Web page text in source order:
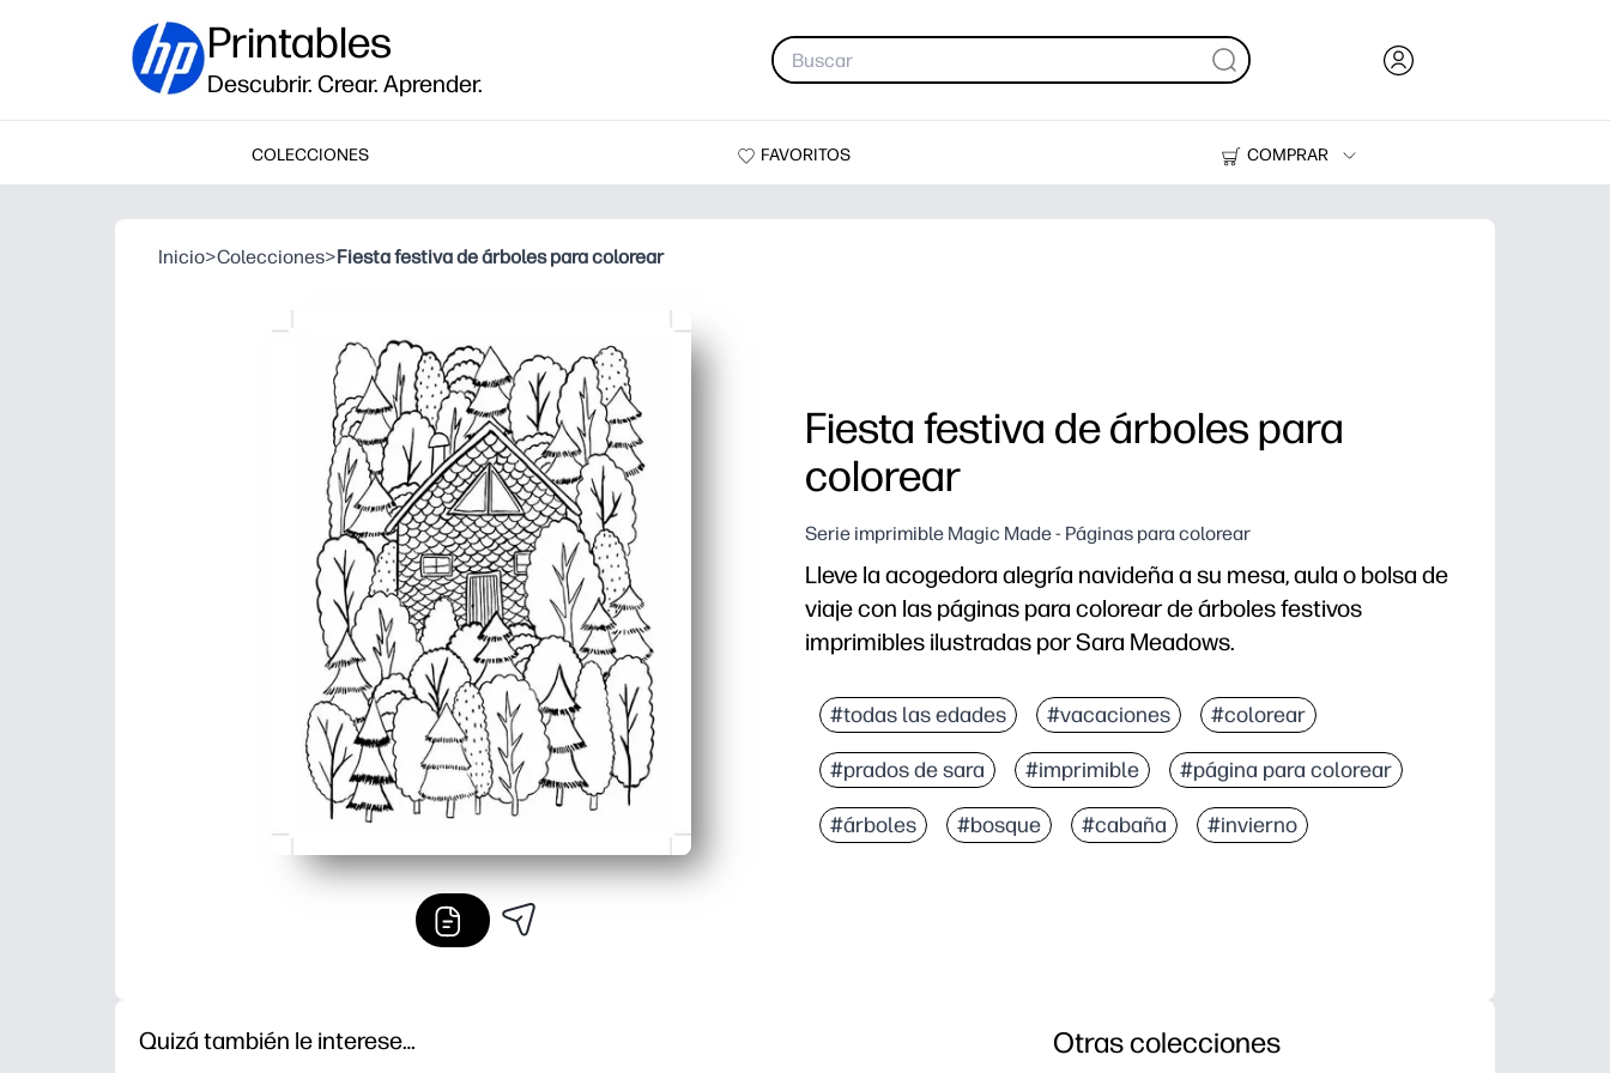
Printables
Descubrir. Crear. Aprender.
COLECCIONES FAVORITOS
COMPRAR
Impresoras
Inicio>Colecciones>Fiesta festiva de árboles para colorear
Fiesta festiva de árboles para
colorear
Serie imprimible Magic Made - Páginas para colorear
Lleve la acogedora alegría navideña a su mesa, aula o bolsa de
viaje con las páginas para colorear de árboles festivos
imprimibles ilustradas por Sara Meadows.
Simplicidad para imprimir y llevar: solo tienes que coger crayones y
Mantiene a los niños ocupados durante las cenas, las fiestas y los viajes
Desarrolla habilidades: apoyas la práctica motora fina, la elección del
Páginas versátiles: convierte el arte terminado en manteles individuales,
#todas las edades #vacaciones #colorear
#prados de sara #imprimible #página para colorear
#árboles #bosque #cabaña #invierno
Quizá también le interese… Otras colecciones